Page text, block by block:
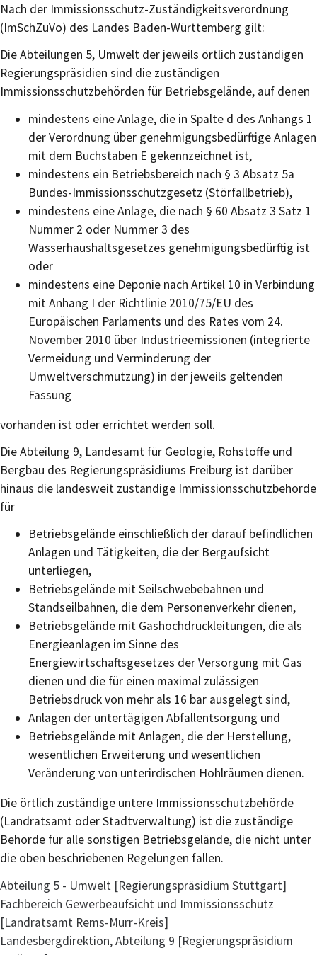
Nach der Immissionsschutz-Zuständigkeitsverordnung
(ImSchZuVo) des Landes Baden-Württemberg gilt:
Die Abteilungen 5, Umwelt der jeweils örtlich zuständigen
Regierungspräsidien sind die zuständigen
Immissionsschutzbehörden für Betriebsgelände, auf denen
mindestens eine Anlage, die in Spalte d des Anhangs 1
der Verordnung über genehmigungsbedürftige Anlagen
mit dem Buchstaben E gekennzeichnet ist,
mindestens ein Betriebsbereich nach § 3 Absatz 5a
Bundes-Immissionsschutzgesetz (Störfallbetrieb),
mindestens eine Anlage, die nach § 60 Absatz 3 Satz 1
Nummer 2 oder Nummer 3 des
Wasserhaushaltsgesetzes genehmigungsbedürftig ist
oder
mindestens eine Deponie nach Artikel 10 in Verbindung
mit Anhang I der Richtlinie 2010/75/EU des
Europäischen Parlaments und des Rates vom 24.
November 2010 über Industrieemissionen (integrierte
Vermeidung und Verminderung der
Umweltverschmutzung) in der jeweils geltenden
Fassung
vorhanden ist oder errichtet werden soll.
Die Abteilung 9, Landesamt für Geologie, Rohstoffe und
Bergbau des Regierungspräsidiums Freiburg ist darüber
hinaus die landesweit zuständige Immissionsschutzbehörde
für
Betriebsgelände einschließlich der darauf befindlichen
Anlagen und Tätigkeiten, die der Bergaufsicht
unterliegen,
Betriebsgelände mit Seilschwebebahnen und
Standseilbahnen, die dem Personenverkehr dienen,
Betriebsgelände mit Gashochdruckleitungen, die als
Energieanlagen im Sinne des
Energiewirtschaftsgesetzes der Versorgung mit Gas
dienen und die für einen maximal zulässigen
Betriebsdruck von mehr als 16 bar ausgelegt sind,
Anlagen der untertägigen Abfallentsorgung und
Betriebsgelände mit Anlagen, die der Herstellung,
wesentlichen Erweiterung und wesentlichen
Veränderung von unterirdischen Hohlräumen dienen.
Die örtlich zuständige untere Immissionsschutzbehörde
(Landratsamt oder Stadtverwaltung) ist die zuständige
Behörde für alle sonstigen Betriebsgelände, die nicht unter
die oben beschriebenen Regelungen fallen.
Abteilung 5 - Umwelt [Regierungspräsidium Stuttgart]
Fachbereich Gewerbeaufsicht und Immissionsschutz
[Landratsamt Rems-Murr-Kreis]
Landesbergdirektion, Abteilung 9 [Regierungspräsidium